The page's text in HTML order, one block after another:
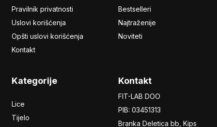
Pravilnik privatnosti
Uslovi korišćenja
Opšti uslovi korišćenja
Kontakt
Bestselleri
Najtraženije
Noviteti
Kategorije
Lice
Tijelo
Kontakt
FIT-LAB DOO
PIB: 03451313
Branka Deletica bb, Kips